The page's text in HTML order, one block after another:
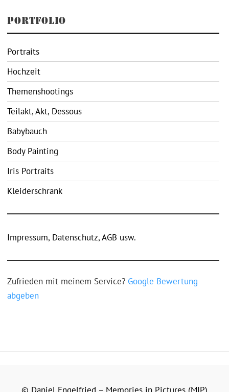
PORTFOLIO
Portraits
Hochzeit
Themenshootings
Teilakt, Akt, Dessous
Babybauch
Body Painting
Iris Portraits
Kleiderschrank
Impressum, Datenschutz, AGB usw.
Zufrieden mit meinem Service? Google Bewertung
abgeben